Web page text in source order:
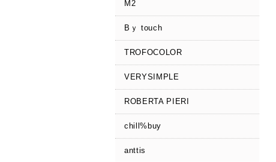
M2
Bｙ touch
TROFOCOLOR
VERYSIMPLE
ROBERTA PIERI
chill%buy
anttis